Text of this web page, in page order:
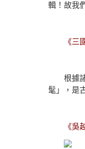
輯！故我
《
根據
髦」，是
《吳